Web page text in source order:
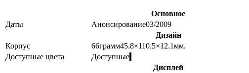
Основное
Даты
Анонсирование03/2009
Дизайн
Корпус
66грамм45.8×110.5×12.1мм.
Доступные цвета
Доступные
Дисплей